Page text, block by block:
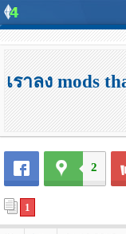
เราลง mods
2
1